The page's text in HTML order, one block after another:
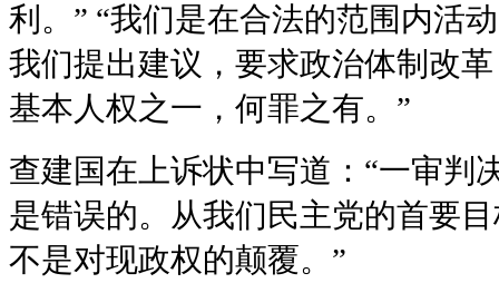
利。” “我们是在合法的范围内活
我们提出建议，要求政治体制改
基本人权之一，何罪之有。”
查建国在上诉状中写道：“一审判
是错误的。从我们民主党的首要
不是对现政权的颠覆。”